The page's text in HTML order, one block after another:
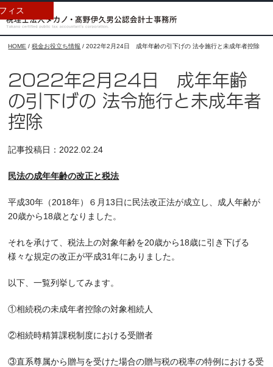
ィス
HOME /税金お役立ち情報 /2022年2月24日 成年年齢の引下げの 法令施行と未成年者控除
2022年2月24日 成年年齢
の引下げの 法令施行と未成年者
控除
記事投稿日：2022.02.24
民法の成年年齢の改正と税法
平成30年（2018年）６月13日に民法改正法が成立し、成人年齢が
20歳から18歳となりました。
それを承けて、税法上の対象年齢を20歳から18歳に引き下げる
様々な規定の改正が平成31年にありました。
以下、一覧列挙してみます。
①相続税の未成年者控除の対象相続人
②相続時精算課税制度における受贈者
③直系尊属から贈与を受けた場合の贈与税の税率の特例における受